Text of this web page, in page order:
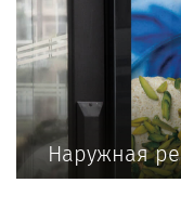
Наружная